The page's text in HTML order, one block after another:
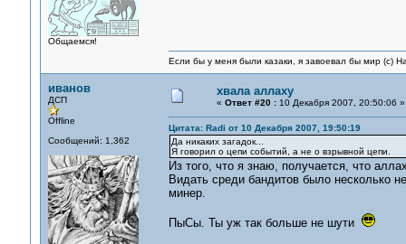
Общаемся!
Если бы у меня были казаки, я завоевал бы мир (с)
иванов
ДСП
Offline
Сообщений: 1,362
хвала аллаху
« Ответ #20 :10 Декабря 2007, 20:50:06 »
Цитата: Radi от 10 Декабря 2007, 19:50:19
Да никаких загадок...
Я говорил о цепи событий, а не о взрывной цепи.
Из того, что я знаю, получается, что
Видать среди бандитов было несколько
минер.
ПыСы. Ты уж так больше не шути